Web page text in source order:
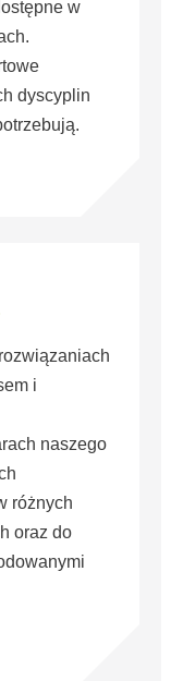
w
dyscyplin
i
naszego
różnych
oraz do